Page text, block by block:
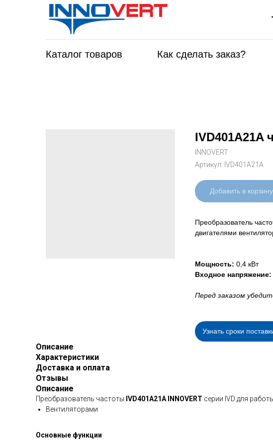
Каталог товаров Как сделать заказ?
IVD401A21A
INNOVERT
Артикул: IVD401A21A
Добавить в корзину
Преобразователь
двигателями
Мощность: 0,4 кВт
Входное напряжение:
Перед заказом
Узнать сроки
Описание
Характеристики
Доставка и оплата
Отзывы
Описание
Преобразователь частоты IVD401A21A INNOVERT серии IVD для
Вентиляторами
Основные функции